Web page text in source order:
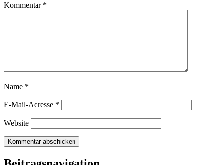
Kommentar *
Name *
E-Mail-Adresse *
Website